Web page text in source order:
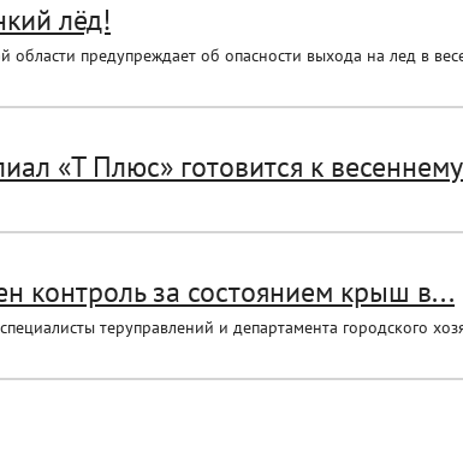
лёд!
области предупреждает об опасности выхода на лед в
«Т Плюс» готовится к
контроль за состоянием крыш в...
теруправлений и департамента городского